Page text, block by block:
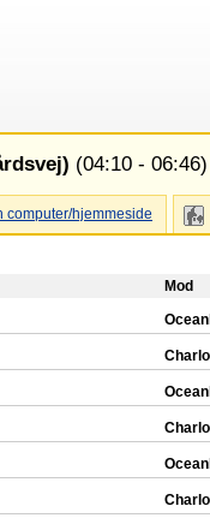
(04:10 - 06:46)
computer/hjemmeside
Mod